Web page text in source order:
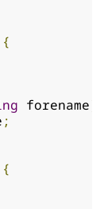
{
forename
;
{